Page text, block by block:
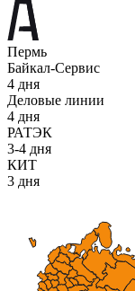
Пермь
Байкал-Сервис
4 дня
Деловые линии
4 дня
РАТЭК
3-4 дня
КИТ
3 дня